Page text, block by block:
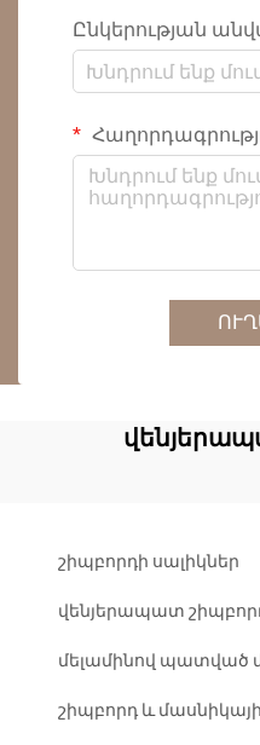
Ընկերության
շիպբորդի սալիկներ
վենյերապատ
մելամինով
շիպբորդ և